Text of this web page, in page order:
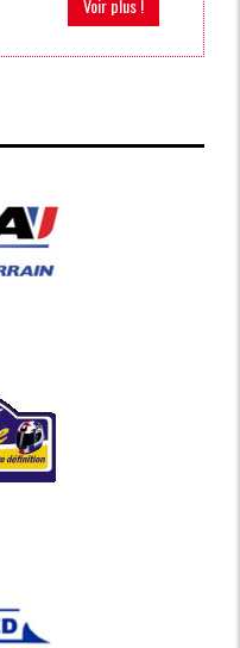
Voir plus !